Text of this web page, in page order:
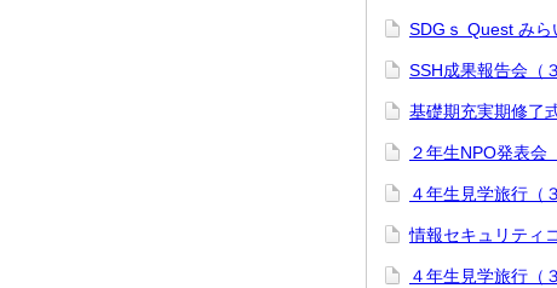
SDGｓ Quest みら
SSH成果報告会（
基礎期充実期修了
２年生NPO発表会
４年生見学旅行（
情報セキュリティ
４年生見学旅行（